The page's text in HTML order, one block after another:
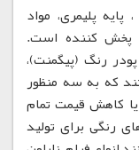
پلیمری، مواد
پخش کننده است.
رنگ (پیگمنت)،
که به سه منظور
کاهش قیمت تمام
رنگی برای تولید